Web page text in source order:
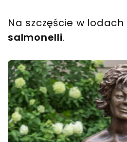
Na szczęście w lodach
salmonelli.